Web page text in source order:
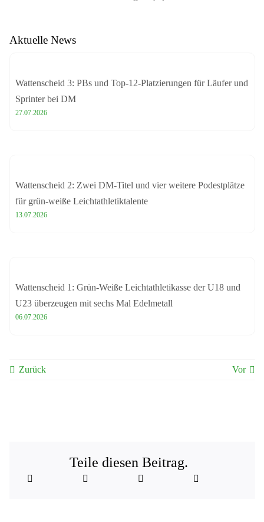
Aktuelle News
Wattenscheid 3: PBs und Top-12-Platzierungen für Läufer und
Sprinter bei DM
27.07.2026
Wattenscheid 2: Zwei DM-Titel und vier weitere Podestplätze
für grün-weiße Leichtathletiktalente
13.07.2026
Wattenscheid 1: Grün-Weiße Leichtathletikasse der U18 und
U23 überzeugen mit sechs Mal Edelmetall
06.07.2026
Zurück Vor
Teile diesen Beitrag.